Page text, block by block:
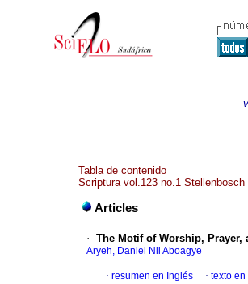
Tabla de contenido
Scriptura vol.123 no.1
Articles
· The Motif of Worship, Prayer,
Aryeh, Daniel Nii Aboagye
· resumen en Inglés · texto en